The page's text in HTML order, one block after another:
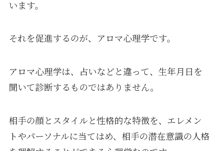
います。
それを促進するのが、アロマ心理学です。
アロマ心理学は、占いなどと違って、生年月日を
聞いて診断するものではありません。
相手の顔とスタイルと性格的な特徴を、エレメン
トやパーソナルに当てはめ、相手の潜在意識の人格